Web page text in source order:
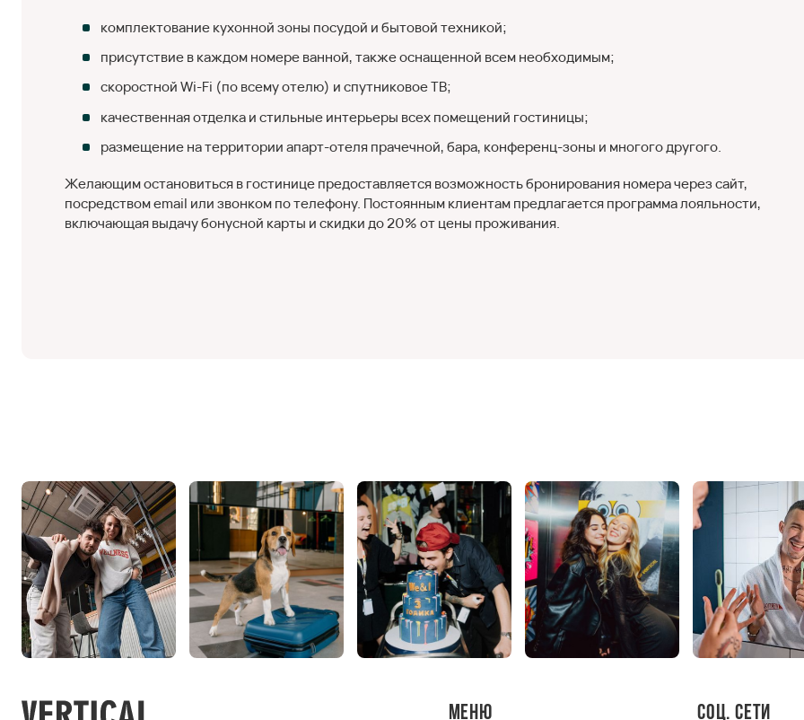
комплектование кухонной зоны посудой и бытовой техникой;
присутствие в каждом номере ванной, также оснащенной всем необходимым;
скоростной Wi-Fi (по всему отелю) и спутниковое ТВ;
качественная отделка и стильные интерьеры всех помещений гостиницы;
размещение на территории апарт-отеля прачечной, бара, конференц-зоны и многого другого.
Желающим остановиться в гостинице предоставляется возможность бронирования номера через сайт,
посредством email или звонком по телефону. Постоянным клиентам предлагается программа лояльности,
включающая выдачу бонусной карты и скидки до 20% от цены проживания.
Меню Соц. сети